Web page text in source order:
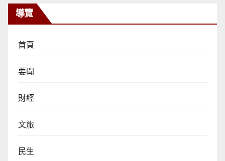
導覽
首頁
要聞
財經
文旅
民生